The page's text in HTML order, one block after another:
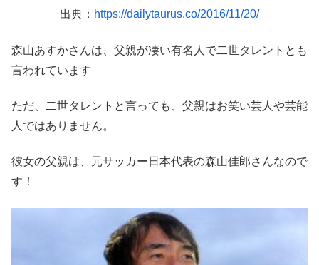
出典： https://dailytaurus.co/2016/11/20/
森山あすかさんは、父親が凄い有名人で二世タレントとも
言われています
ただ、二世タレントと言っても、父親はお笑い芸人や芸能
人ではありません。
彼女の父親は、元サッカー日本代表の森山佳郎さんなので
す！